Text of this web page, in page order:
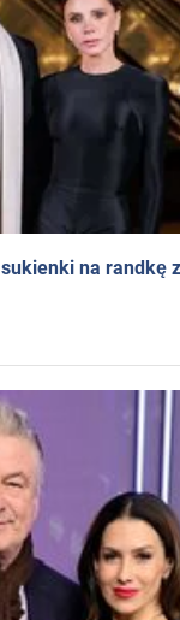
na randkę